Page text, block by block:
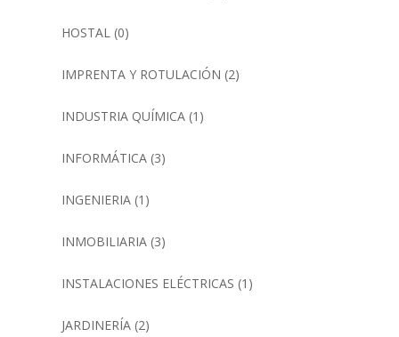
HOSTAL(0)
IMPRENTA Y ROTULACIÓN (2)
INDUSTRIA QUÍMICA(1)
INFORMÁTICA(3)
INGENIERIA(1)
INMOBILIARIA(3)
INSTALACIONES ELÉCTRICAS (1)
JARDINERÍA(2)